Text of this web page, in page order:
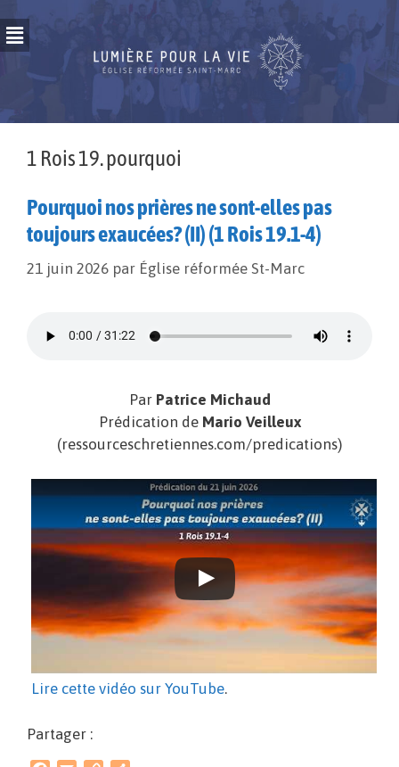
1 Rois 19. pourquoi
Pourquoi nos prières ne sont-elles pas
toujours exaucées? (II) (1 Rois 19.1-4)
21 juin 2026 par Église réformée St-Marc
Par Patrice Michaud
Prédication de Mario Veilleux
(ressourceschretiennes.com/predications)
Lire cette vidéo sur YouTube.
Partager :